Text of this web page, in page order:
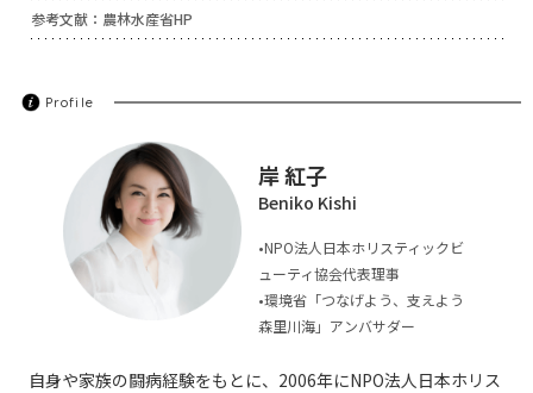
参考文献： 農林水産省HP
Profile
岸 紅子
Beniko Kishi
•NPO法人日本ホリスティックビ
ューティ協会代表理事
•環境省「つなげよう、支えよう
森里川海」アンバサダー
自身や家族の闘病経験をもとに、2006年にNPO法人日本ホリス